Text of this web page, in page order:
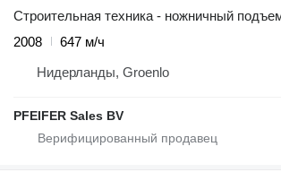
Строительная техника - ножничный
2008
647 м/ч
Нидерланды, Groenlo
PFEIFER Sales BV